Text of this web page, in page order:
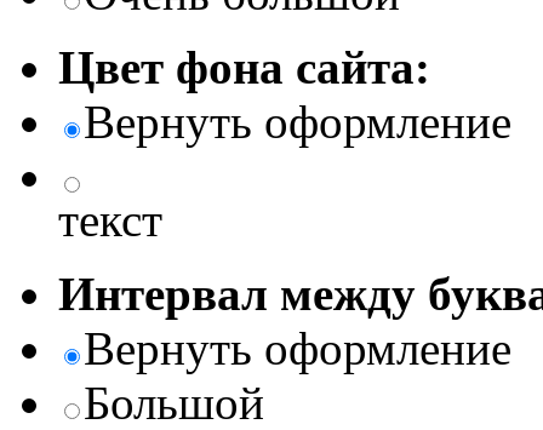
Цвет фона сайта:
Вернуть оформление
текст
Интервал между
Вернуть оформление
Большой